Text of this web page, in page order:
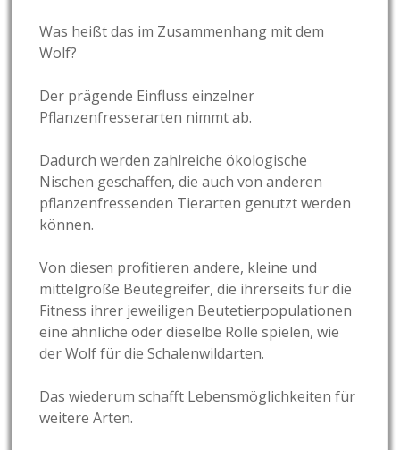
Was heißt das im Zusammenhang mit dem
Wolf?
Der prägende Einfluss einzelner
Pflanzenfresserarten nimmt ab.
Dadurch werden zahlreiche ökologische
Nischen geschaffen, die auch von anderen
pflanzenfressenden Tierarten genutzt werden
können.
Von diesen profitieren andere, kleine und
mittelgroße Beutegreifer, die ihrerseits für die
Fitness ihrer jeweiligen Beutetierpopulationen
eine ähnliche oder dieselbe Rolle spielen, wie
der Wolf für die Schalenwildarten.
Das wiederum schafft Lebensmöglichkeiten für
weitere Arten.